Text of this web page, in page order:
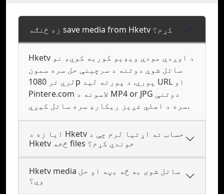
زه څنګه save media from Hketv کړم؟
Hketv د اوږدې مودې ویډیو کوربه کوي، نو
ساتل شوې دوتنه د سرچینې حل سره سمون
لري تر 1080p پورې. د پورته لید URL او
Pintere.com لاسونه د MP4 or JPG دوتنې
سره د اصلي غږیز ریکارډ سره ساتل کیږي.
ایا زه د Hketv حساب ته اړتیا لرم چې د
Hketv څخه files خوندي کړم؟
Hketv media ساتل شوی به څه بڼه او حل
وي؟